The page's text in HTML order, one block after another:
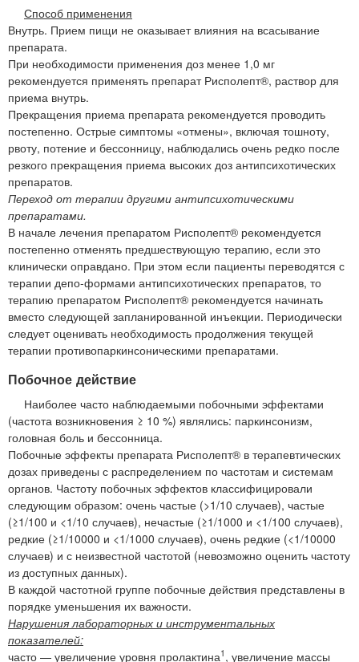
Способ применения
Внутрь. Прием пищи не оказывает влияния на всасывание
препарата.
При необходимости применения доз менее 1,0 мг
рекомендуется применять препарат Рисполепт®, раствор для
приема внутрь.
Прекращения приема препарата рекомендуется проводить
постепенно. Острые симптомы «отмены», включая тошноту,
рвоту, потение и бессонницу, наблюдались очень редко после
резкого прекращения приема высоких доз антипсихотических
препаратов.
Переход от терапии другими антипсихотическими
препаратами.
В начале лечения препаратом Рисполепт® рекомендуется
постепенно отменять предшествующую терапию, если это
клинически оправдано. При этом если пациенты переводятся с
терапии депо-формами антипсихотических препаратов, то
терапию препаратом Рисполепт® рекомендуется начинать
вместо следующей запланированной инъекции. Периодически
следует оценивать необходимость продолжения текущей
терапии противопаркинсоническими препаратами.
Побочное действие
Наиболее часто наблюдаемыми побочными эффектами
(частота возникновения ≥ 10 %) являлись: паркинсонизм,
головная боль и бессонница.
Побочные эффекты препарата Рисполепт® в терапевтических
дозах приведены с распределением по частотам и системам
органов. Частоту побочных эффектов классифицировали
следующим образом: очень частые (>1/10 случаев), частые
(≥1/100 и <1/10 случаев), нечастые (≥1/1000 и <1/100 случаев),
редкие (≥1/10000 и <1/1000 случаев), очень редкие (<1/10000
случаев) и с неизвестной частотой (невозможно оценить частоту
из доступных данных).
В каждой частотной группе побочные действия представлены в
порядке уменьшения их важности.
Нарушения лабораторных и инструментальных
показателей:
часто — увеличение уровня пролактина1 , увеличение массы